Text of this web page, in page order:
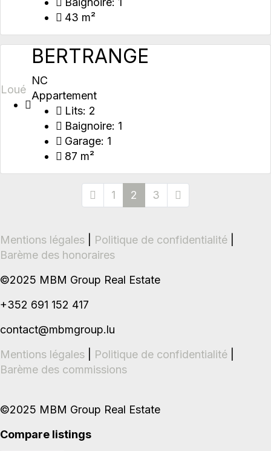
43 m²
Loué
BERTRANGE
NC
Appartement
Lits: 2
Baignoire: 1
Garage: 1
87 m²
1 2 3
Mentions légales Politique de confidentialité
Barème des honoraires
©2025 MBM Group Real Estate
+352 691 152 417
contact@mbmgroup.lu
Mentions légales
Politique de confidentialité
Barème des commissions
©2025 MBM Group Real Estate
Compare listings